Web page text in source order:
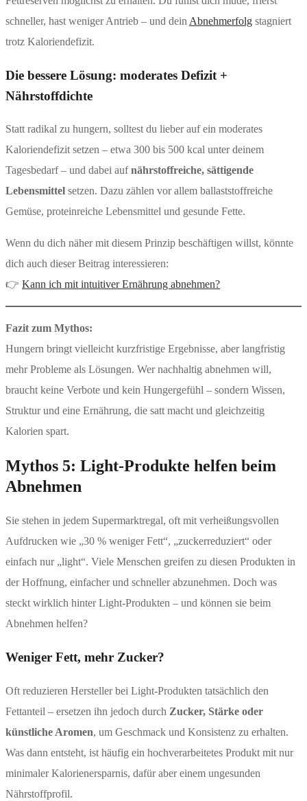
schneller, hast weniger Antrieb – und dein Abnehmerfolg stagniert
trotz Kaloriendefizit.
Die bessere Lösung: moderates Defizit +
Nährstoffdichte
Statt radikal zu hungern, solltest du lieber auf ein moderates
Kaloriendefizit setzen – etwa 300 bis 500 kcal unter deinem
Tagesbedarf – und dabei aufnährstoffreiche, sättigende
Lebensmittel setzen. Dazu zählen vor allem ballaststoffreiche
Gemüse, proteinreiche Lebensmittel und gesunde Fette.
Wenn du dich näher mit diesem Prinzip beschäftigen willst, könnte
dich auch dieser Beitrag interessieren:
👉 Kann ich mit intuitiver Ernährung abnehmen?
Fazit zum Mythos:
Hungern bringt vielleicht kurzfristige Ergebnisse, aber langfristig
mehr Probleme als Lösungen. Wer nachhaltig abnehmen will,
braucht keine Verbote und kein Hungergefühl – sondern Wissen,
Struktur und eine Ernährung, die satt macht und gleichzeitig
Kalorien spart.
Mythos 5: Light-Produkte helfen beim
Abnehmen
Sie stehen in jedem Supermarktregal, oft mit verheißungsvollen
Aufdrucken wie „30 % weniger Fett“, „zuckerreduziert“ oder
einfach nur „light“. Viele Menschen greifen zu diesen Produkten in
der Hoffnung, einfacher und schneller abzunehmen. Doch was
steckt wirklich hinter Light-Produkten – und können sie beim
Abnehmen helfen?
Weniger Fett, mehr Zucker?
Oft reduzieren Hersteller bei Light-Produkten tatsächlich den
Fettanteil – ersetzen ihn jedoch durch Zucker, Stärke oder
künstliche Aromen, um Geschmack und Konsistenz zu erhalten.
Was dann entsteht, ist häufig ein hochverarbeitetes Produkt mit nur
minimaler Kalorienersparnis, dafür aber einem ungesunden
Nährstoffprofil.